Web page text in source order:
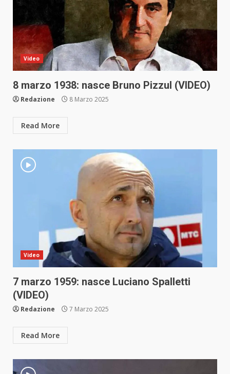
Video
8 marzo 1938: nasce Bruno Pizzul (VIDEO)
Redazione 8 Marzo 2025
Read More
Video
7 marzo 1959: nasce Luciano Spalletti
(VIDEO)
Redazione 7 Marzo 2025
Read More